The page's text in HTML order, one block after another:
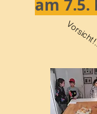
am 7.5.